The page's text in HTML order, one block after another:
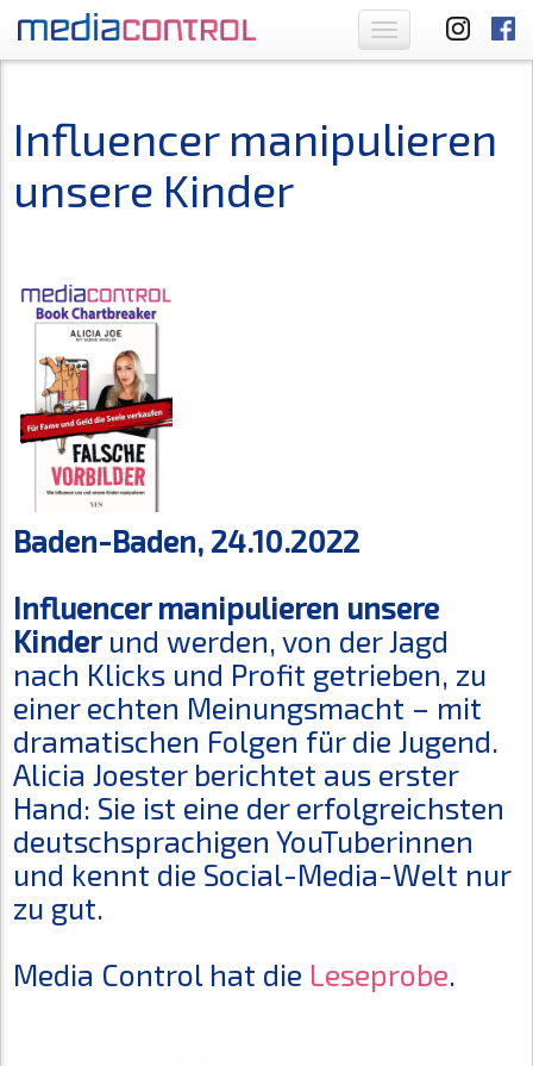
Toggle
navigation
Influencer manipulieren
unsere Kinder
Baden-Baden, 24.10.2022
Influencer manipulieren unsere
Kinderund werden, von der Jagd
nach Klicks und Profit getrieben, zu
einer echten Meinungsmacht – mit
dramatischen Folgen für die Jugend.
Alicia Joester berichtet aus erster
Hand: Sie ist eine der erfolgreichsten
deutschsprachigen YouTuberinnen
und kennt die Social-Media-Welt nur
zu gut.
Media Control hat die Leseprobe.